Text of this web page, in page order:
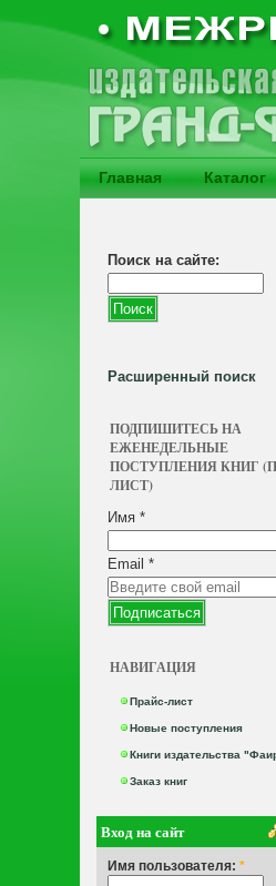
Главная Каталог
Поиск на сайте:
Расширенный поиск
ПОДПИШИТЕСЬ НА
ЕЖЕНЕДЕЛЬНЫЕ
ПОСТУПЛЕНИЯ КНИГ
ЛИСТ)
Имя *
Email *
НАВИГАЦИЯ
Прайс-лист
Новые поступления
Книги издательства
Заказ книг
Вход на сайт
Имя пользователя: *